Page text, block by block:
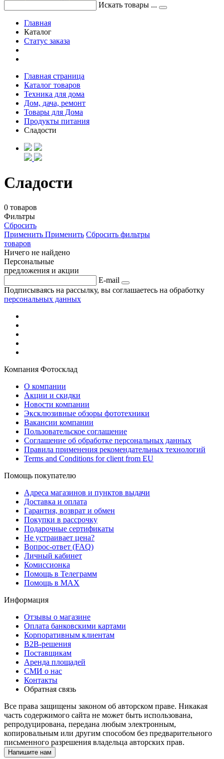
Искать товары ...
Главная
Каталог
Статус заказа
Главная страница
Каталог товаров
Техника для дома
Дом, дача, ремонт
Товары для Дома
Продукты питания
Сладости
Сладости
0 товаров
Фильтры
Сбросить
Применить Применить Сбросить фильтры
товаров
Ничего не найдено
Персональные
предложения и акции
E-mail
Подписываясь на рассылку, вы соглашаетесь на обработку
персональных данных
Компания Фотосклад
О компании
Акции и скидки
Новости компании
Эксклюзивные обзоры фототехники
Вакансии компании
Пользовательское соглашение
Соглашение об обработке персональных данных
Правила применения рекомендательных технологий
Terms and Conditions for client from EU
Помощь покупателю
Адреса магазинов и пунктов выдачи
Доставка и оплата
Гарантия, возврат и обмен
Покупки в рассрочку
Подарочные сертификаты
Не устраивает цена?
Вопрос-ответ (FAQ)
Личный кабинет
Комиссионка
Помощь в Телеграмм
Помощь в MAX
Информация
Отзывы о магазине
Оплата банковскими картами
Корпоративным клиентам
B2B-решения
Поставщикам
Аренда площадей
СМИ о нас
Контакты
Обратная связь
Все права защищены законом об авторском праве. Никакая
часть содержимого сайта не может быть использована,
репродуцирована, передана любым электронным,
копировальным или другим способом без предварительного
письменного разрешения владельца авторских прав.
Напишите нам